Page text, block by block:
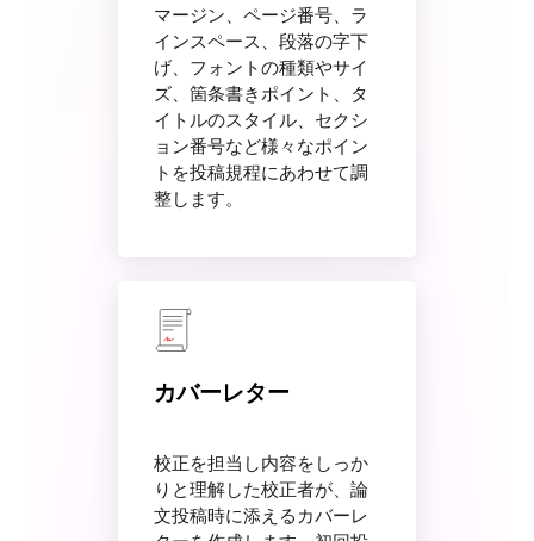
マージン、ページ番号、ラ
インスペース、段落の字下
げ、フォントの種類やサイ
ズ、箇条書きポイント、タ
イトルのスタイル、セクシ
ョン番号など様々なポイン
トを投稿規程にあわせて調
整します。
カバーレター
校正を担当し内容をしっか
りと理解した校正者が、論
文投稿時に添えるカバーレ